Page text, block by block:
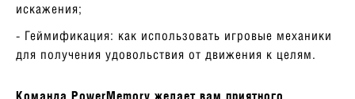
искажения;
- Геймификация: как использовать игровые механики
для получения удовольствия от движения к целям.
Команда PowerMemory желает вам приятного